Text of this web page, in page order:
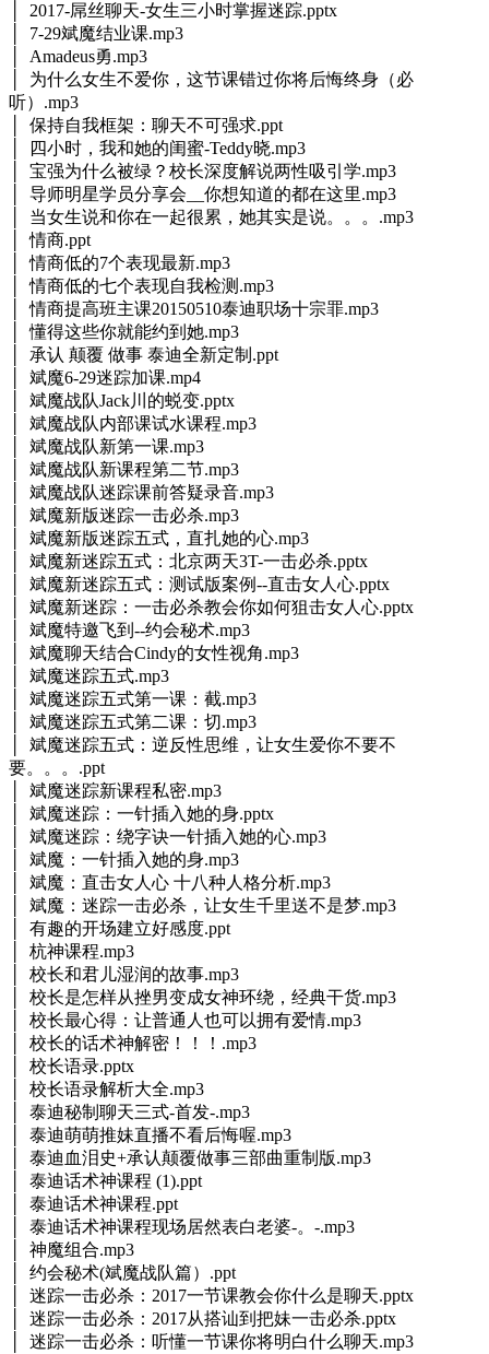
│ 2017-屌丝聊天-女生三小时掌握迷踪.pptx
│ 7-29斌魔结业课.mp3
│ Amadeus勇.mp3
│ 为什么女生不爱你，这节课错过你将后悔终身（必
听）.mp3
│ 保持自我框架：聊天不可强求.ppt
│ 四小时，我和她的闺蜜-Teddy晓.mp3
│ 宝强为什么被绿？校长深度解说两性吸引学.mp3
│ 导师明星学员分享会__你想知道的都在这里.mp3
│ 当女生说和你在一起很累，她其实是说。。。.mp3
│ 情商.ppt
│ 情商低的7个表现最新.mp3
│ 情商低的七个表现自我检测.mp3
│ 情商提高班主课20150510泰迪职场十宗罪.mp3
│ 懂得这些你就能约到她.mp3
│ 承认 颠覆 做事 泰迪全新定制.ppt
│ 斌魔6-29迷踪加课.mp4
│ 斌魔战队Jack川的蜕变.pptx
│ 斌魔战队内部课试水课程.mp3
│ 斌魔战队新第一课.mp3
│ 斌魔战队新课程第二节.mp3
│ 斌魔战队迷踪课前答疑录音.mp3
│ 斌魔新版迷踪一击必杀.mp3
│ 斌魔新版迷踪五式，直扎她的心.mp3
│ 斌魔新迷踪五式：北京两天3T-一击必杀.pptx
│ 斌魔新迷踪五式：测试版案例--直击女人心.pptx
│ 斌魔新迷踪：一击必杀教会你如何狙击女人心.pptx
│ 斌魔特邀飞到--约会秘术.mp3
│ 斌魔聊天结合Cindy的女性视角.mp3
│ 斌魔迷踪五式.mp3
│ 斌魔迷踪五式第一课：截.mp3
│ 斌魔迷踪五式第二课：切.mp3
│ 斌魔迷踪五式：逆反性思维，让女生爱你不要不
要。。。.ppt
│ 斌魔迷踪新课程私密.mp3
│ 斌魔迷踪：一针插入她的身.pptx
│ 斌魔迷踪：绕字诀一针插入她的心.mp3
│ 斌魔：一针插入她的身.mp3
│ 斌魔：直击女人心 十八种人格分析.mp3
│ 斌魔：迷踪一击必杀，让女生千里送不是梦.mp3
│ 有趣的开场建立好感度.ppt
│ 杭神课程.mp3
│ 校长和君儿湿润的故事.mp3
│ 校长是怎样从挫男变成女神环绕，经典干货.mp3
│ 校长最心得：让普通人也可以拥有爱情.mp3
│ 校长的话术神解密！！！.mp3
│ 校长语录.pptx
│ 校长语录解析大全.mp3
│ 泰迪秘制聊天三式-首发-.mp3
│ 泰迪萌萌推妹直播不看后悔喔.mp3
│ 泰迪血泪史+承认颠覆做事三部曲重制版.mp3
│ 泰迪话术神课程 (1).ppt
│ 泰迪话术神课程.ppt
│ 泰迪话术神课程现场居然表白老婆-。-.mp3
│ 神魔组合.mp3
│ 约会秘术(斌魔战队篇）.ppt
│ 迷踪一击必杀：2017一节课教会你什么是聊天.pptx
│ 迷踪一击必杀：2017从搭讪到把妹一击必杀.pptx
│ 迷踪一击必杀：听懂一节课你将明白什么聊天.mp3